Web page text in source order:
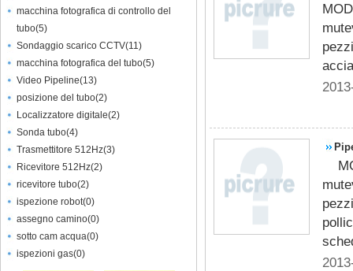
macchina fotografica di controllo del
tubo(5)
Sondaggio scarico CCTV(11)
macchina fotografica del tubo(5)
Video Pipeline(13)
posizione del tubo(2)
Localizzatore digitale(2)
Sonda tubo(4)
Trasmettitore 512Hz(3)
Ricevitore 512Hz(2)
ricevitore tubo(2)
ispezione robot(0)
assegno camino(0)
sotto cam acqua(0)
ispezioni gas(0)